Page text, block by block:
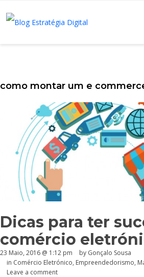
como montar um e
Dicas para ter
comércio
23 Maio, 2016 @ 1:12 pm by Gonçalo Sousa
in Comércio Eletrónico, Empreendedorismo,
Leave a comment